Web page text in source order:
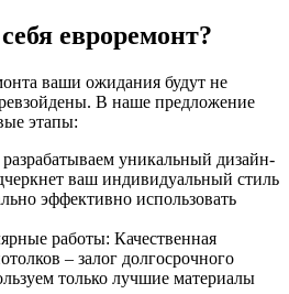
евроремонт?
ваши ожидания будут не
В наше предложение
этапы:
уникальный дизайн-
ваш индивидуальный стиль
эффективно использовать
работы: Качественная
– залог долгосрочного
только лучшие материалы